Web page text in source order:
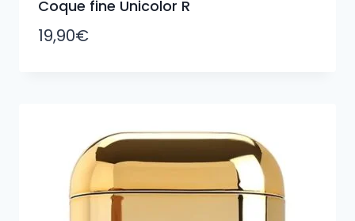
Coque fine Unicolor R
19,90€